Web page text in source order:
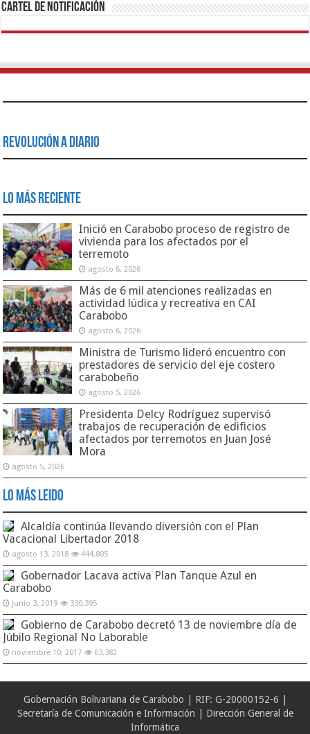
Cartel de Notificación
Revolución a Diario
Lo Más Reciente
Inició en Carabobo proceso de registro de
vivienda para los afectados por el
terremoto
agosto 6, 2026
Más de 6 mil atenciones realizadas en
actividad lúdica y recreativa en CAI
Carabobo
agosto 6, 2026
Ministra de Turismo lideró encuentro con
prestadores de servicio del eje costero
carabobeño
agosto 5, 2026
Presidenta Delcy Rodríguez supervisó
trabajos de recuperación de edificios
afectados por terremotos en Juan José
Mora
agosto 5, 2026
Lo Más Leido
Alcaldía continúa llevando diversión con el Plan
Vacacional Libertador 2018
agosto 13, 2018 444,805
Gobernador Lacava activa Plan Tanque Azul en
Carabobo
junio 3, 2019 330,395
Gobierno de Carabobo decretó 13 de noviembre día de
Júbilo Regional No Laborable
noviembre 10, 2017 63,382
Gobernación Bolivariana de Carabobo | RIF: G-20000152-6 |
Secretaría de Comunicación e Información | Dirección General de
Informática